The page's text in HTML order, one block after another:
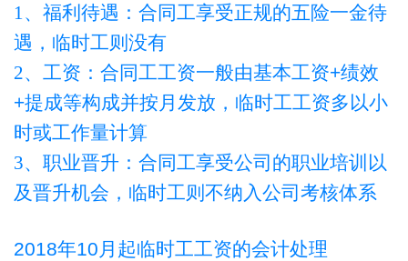
1 、福利待遇：合同工享受正规的五险一金待
遇，临时工则没有
2、工资：合同工工资一般由基本工资+绩效
+提成等构成并按月发放，临时工工资多以小
时或工作量计算
3、职业晋升：合同工享受公司的职业培训以
及晋升机会，临时工则不纳入公司考核体系
2018年10月起临时工工资的会计处理